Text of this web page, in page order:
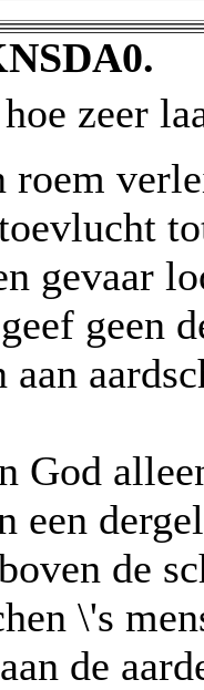
hoe zeer
roem
gevaar
geen
aan
God
een
de
\'s
de